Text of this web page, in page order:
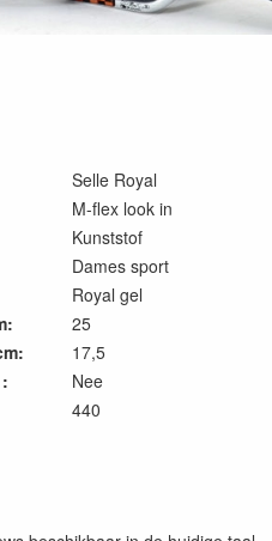
Selle Royal
M-flex look in
Kunststof
Dames sport
Royal gel
25
17,5
Nee
440